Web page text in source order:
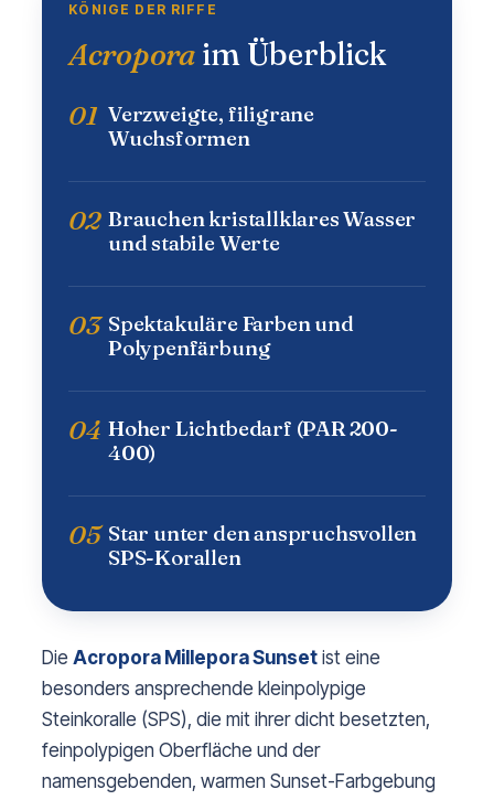
KÖNIGE DER RIFFE
Acropora im Überblick
01 Verzweigte, filigrane
Wuchsformen
02 Brauchen kristallklares Wasser
und stabile Werte
03 Spektakuläre Farben und
Polypenfärbung
04 Hoher Lichtbedarf (PAR 200-
400)
05 Star unter den anspruchsvollen
SPS-Korallen
Die Acropora Millepora Sunset ist eine
besonders ansprechende kleinpolypige
Steinkoralle (SPS), die mit ihrer dicht besetzten,
feinpolypigen Oberfläche und der
namensgebenden, warmen Sunset-Farbgebung